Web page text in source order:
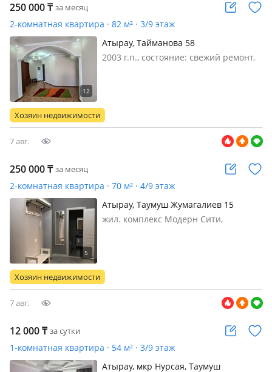
250 000₸ за месяц
2-комнатная квартира · 82 м² · 3/9 этаж
Атырау, Тайманова 58
2003 г.п., состояние: свежий ремонт,
площадь Исатай-Махамбета, ТЦ
Байзар
Хозяин недвижимости
7 авг.
250 000₸ за месяц
2-комнатная квартира · 70 м² · 4/9 этаж
Атырау, Таумуш Жумагалиев 15
жил. комплекс Модерн Сити,
меблирована полностью, Новая 2-x
комн квартира, полностью
Хозяин недвижимости
7 авг.
12 000₸ за сутки
1-комнатная квартира · 54 м² · 3/9 этаж
Атырау, мкр Нурсая, Таумуш